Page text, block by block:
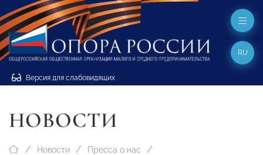
Версия для слабовидящих
RU
НОВОСТИ
Новости Пресса о нас